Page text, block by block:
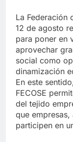
La Federación
12 de agosto
para poner en
aprovechar
social como
dinamización
En este
FECOSE
del tejido
que
participen en